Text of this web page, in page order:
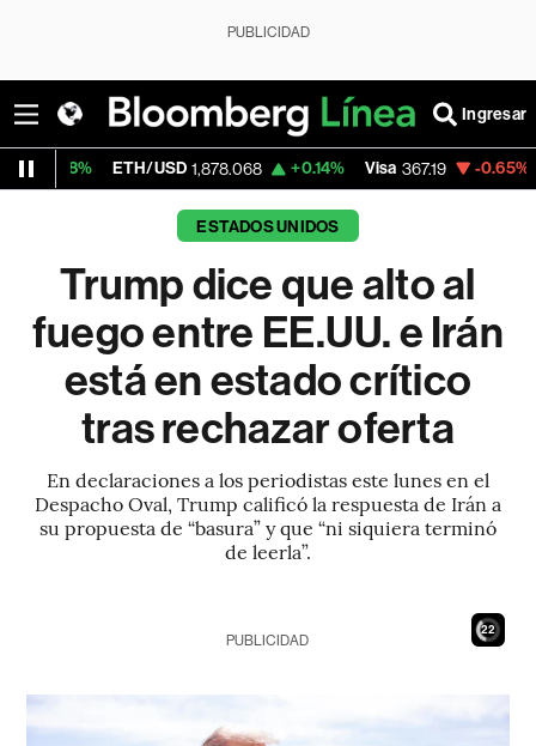
PUBLICIDAD
Ingresar
1,878.068 +0.14% Visa 367.19 -0.65% MercadoLibre
ESTADOS UNIDOS
Trump dice que alto al
fuego entre EE.UU. e Irán
está en estado crítico
tras rechazar oferta
En declaraciones a los periodistas este lunes en el
Despacho Oval, Trump calificó la respuesta de Irán a
su propuesta de “basura” y que “ni siquiera terminó
de leerla”.
21
PUBLICIDAD